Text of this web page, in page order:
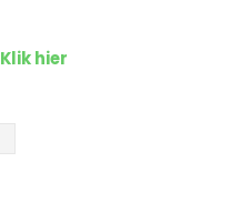
Klik hier